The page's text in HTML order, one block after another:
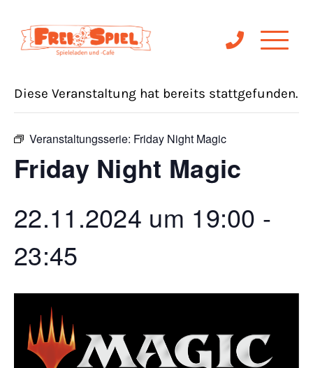
« Alle Veranstaltungen
Diese Veranstaltung hat bereits stattgefunden.
Veranstaltungsserie: Friday Night Magic
Friday Night Magic
22.11.2024 um 19:00 -
23:45